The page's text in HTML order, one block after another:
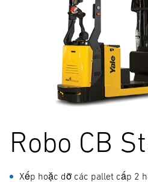
Robo CB
Xếp hoặc dỡ các pallet cấp 2